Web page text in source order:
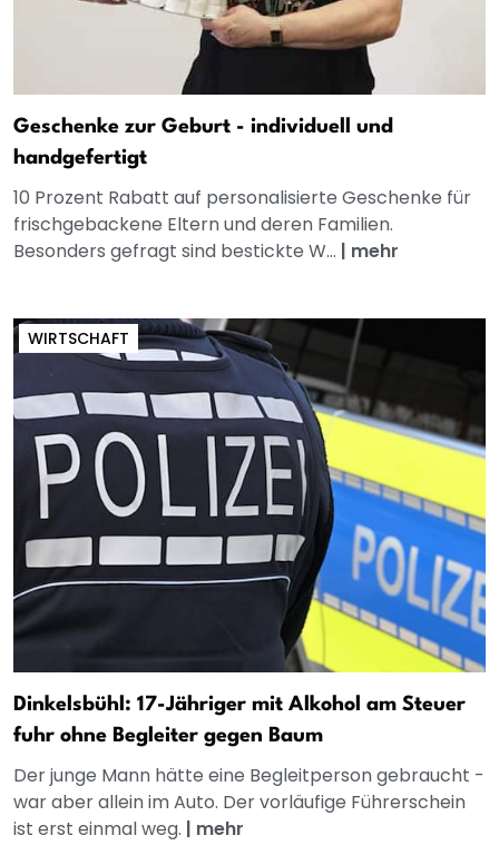
Geschenke zur Geburt - individuell und
handgefertigt
10 Prozent Rabatt auf personalisierte Geschenke für
frischgebackene Eltern und deren Familien.
Besonders gefragt sind bestickte W... | mehr
WIRTSCHAFT
Dinkelsbühl: 17-Jähriger mit Alkohol am Steuer
fuhr ohne Begleiter gegen Baum
Der junge Mann hätte eine Begleitperson gebraucht -
war aber allein im Auto. Der vorläufige Führerschein
ist erst einmal weg. | mehr